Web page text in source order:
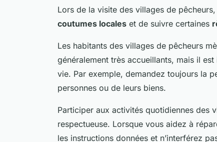
Lors de la visite des villages de
coutumes locales et de suivre certaines
Les habitants des villages de pêcheurs
généralement très accueillants, mais il
vie. Par exemple, demandez toujours la
personnes ou de leurs biens.
Participer aux activités quotidiennes des
respectueuse. Lorsque vous aidez à
les instructions données et n’interférez